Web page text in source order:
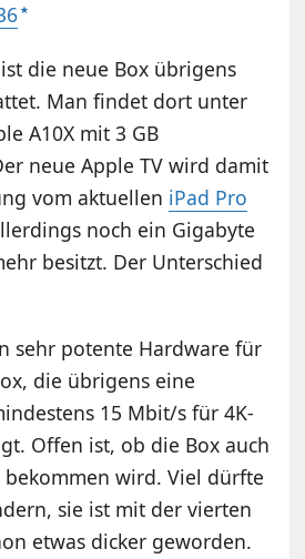
die neue Box übrigens
Man findet dort unter
A10X mit 3 GB
neue Apple TV wird damit
vom aktuellen iPad Pro
noch ein Gigabyte
besitzt. Der Unterschied
sehr potente Hardware für
die übrigens eine
15 Mbit/s für 4K-
Offen ist, ob die Box auch
bekommen wird. Viel dürfte
sie ist mit der vierten
etwas dicker geworden.